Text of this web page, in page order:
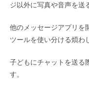
ジ以外に写真や音声を送
他のメッセージアプリを
ツールを使い分ける煩わ
子どもにチャットを送る
す。